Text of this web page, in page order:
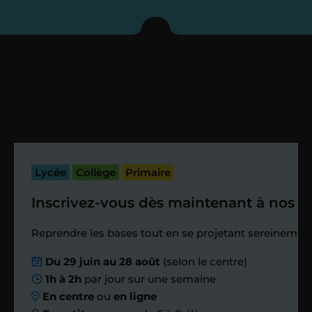
enseignant sous 72
passé.
Étape 4
Nous planifions
ensemble des
Lycée Collège Primaire
Inscrivez-vous dès maintenant à nos
Reprendre les bases tout en se projetant
Du 29 juin au 28 août (selon le centre)
1h à 2h par jour sur une semaine
En centre ouen ligne